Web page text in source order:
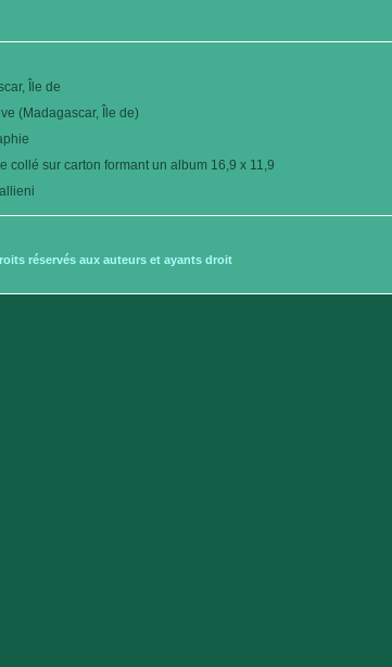
Île de
(Madagascar, Île de)
collé sur carton formant un album 16,9 x 11,9
réservés aux auteurs et ayants droit